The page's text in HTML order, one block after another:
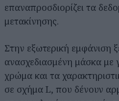
επαναπροσδιορίζει τα
μετακίνησης.
Στην εξωτερική εμφάνιση
ανασχεδιασμένη μάσκα με
χρώμα και τα
σε σχήμα L, που δένουν